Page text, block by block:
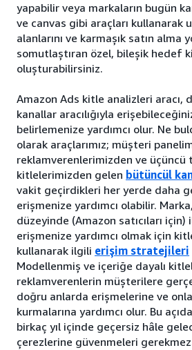
yapabilir veya markaların bugün
ve canvas gibi araçları kullanarak
alanlarını ve karmaşık satın alma
somutlaştıran özel, bileşik hedef
oluşturabilirsiniz.
Amazon Ads kitle analizleri aracı,
kanallar aracılığıyla
belirlemenize yardımcı olur. Ne
olarak araçlarımız; müşteri
reklamverenlerimizden ve üçüncü
kitlelerimizden gelen bütüncül
vakit geçirdikleri her yerde daha
erişmenize yardımcı olabilir.
düzeyinde (Amazon satıcıları
erişmenize yardımcı olmak için
kullanarak ilgili erişim stratejileri
Modellenmiş ve içeriğe dayalı
reklamverenlerin müşterilere
doğru anlarda erişmelerine ve
kurmalarına yardımcı olur. Bu
birkaç yıl içinde geçersiz hâle
çerezlerine güvenmeleri